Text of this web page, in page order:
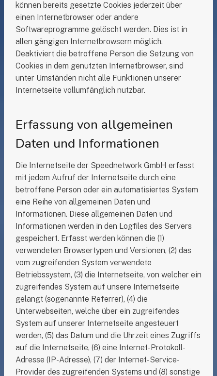
können bereits gesetzte Cookies jederzeit über
einen Internetbrowser oder andere
Softwareprogramme gelöscht werden. Dies ist in
allen gängigen Internetbrowsern möglich.
Deaktiviert die betroffene Person die Setzung von
Cookies in dem genutzten Internetbrowser, sind
unter Umständen nicht alle Funktionen unserer
Internetseite vollumfänglich nutzbar.
Erfassung von allgemeinen
Daten und Informationen
Die Internetseite der Speednetwork GmbH erfasst
mit jedem Aufruf der Internetseite durch eine
betroffene Person oder ein automatisiertes System
eine Reihe von allgemeinen Daten und
Informationen. Diese allgemeinen Daten und
Informationen werden in den Logfiles des Servers
gespeichert. Erfasst werden können die (1)
verwendeten Browsertypen und Versionen, (2) das
vom zugreifenden System verwendete
Betriebssystem, (3) die Internetseite, von welcher ein
zugreifendes System auf unsere Internetseite
gelangt (sogenannte Referrer), (4) die
Unterwebseiten, welche über ein zugreifendes
System auf unserer Internetseite angesteuert
werden, (5) das Datum und die Uhrzeit eines Zugriffs
auf die Internetseite, (6) eine Internet-Protokoll-
Adresse (IP-Adresse), (7) der Internet-Service-
Provider des zugreifenden Systems und (8) sonstige